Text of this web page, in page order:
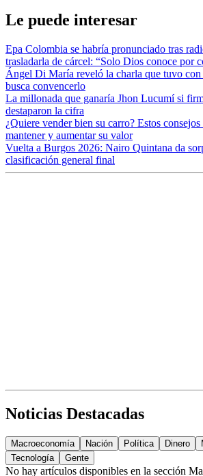
Le puede interesar
Epa Colombia se habría pronunciado tras
trasladarla de cárcel: “Solo Dios conoce por
Ángel Di María reveló la charla que tuvo con
busca convencerlo
La millonada que ganaría Jhon Lucumí si
destaparon la cifra
¿Quiere vender bien su carro? Estos
mantener y aumentar su valor
Vuelta a Burgos 2026: Nairo Quintana da
clasificación general final
Noticias Destacadas
Macroeconomía Nación Política Dinero
Tecnología
Gente
No hay artículos disponibles en la sección